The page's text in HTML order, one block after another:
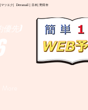
|マツエク| Deranail | 日本| 野田市
先)